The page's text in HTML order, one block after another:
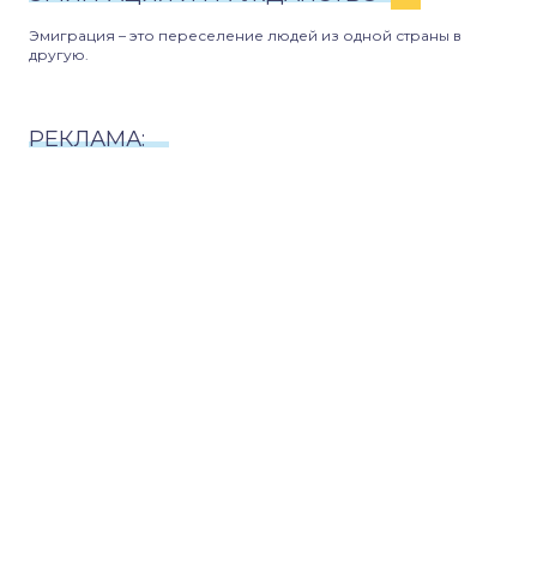
Эмиграция – это переселение людей из одной страны в
другую.
РЕКЛАМА: